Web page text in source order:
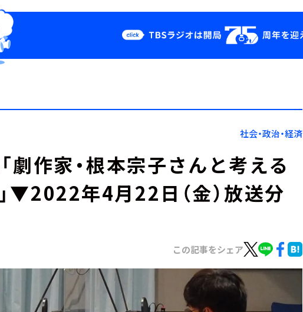
Podcast
YouTube
会社情報社会・政治・経済
劇作家・根本宗子さんと考える
▼2022年4月22日（金）放送分
この記事をシェア